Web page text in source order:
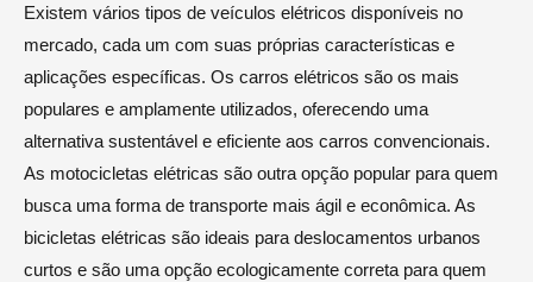
Existem vários tipos de veículos elétricos disponíveis no
mercado, cada um com suas próprias características e
aplicações específicas. Os carros elétricos são os mais
populares e amplamente utilizados, oferecendo uma
alternativa sustentável e eficiente aos carros convencionais.
As motocicletas elétricas são outra opção popular para quem
busca uma forma de transporte mais ágil e econômica. As
bicicletas elétricas são ideais para deslocamentos urbanos
curtos e são uma opção ecologicamente correta para quem